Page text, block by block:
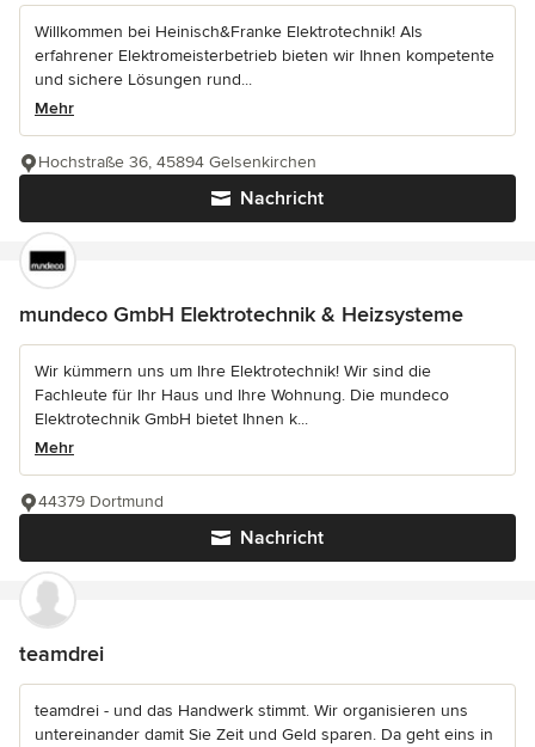
Willkommen bei Heinisch&Franke Elektrotechnik! Als
erfahrener Elektromeisterbetrieb bieten wir Ihnen kompetente
und sichere Lösungen rund...
Mehr
Nachricht
Hochstraße 36, 45894 Gelsenkirchen
mundeco GmbH Elektrotechnik & Heizsysteme
Wir kümmern uns um Ihre Elektrotechnik! Wir sind die
Fachleute für Ihr Haus und Ihre Wohnung. Die mundeco
Elektrotechnik GmbH bietet Ihnen k...
Mehr
Nachricht
44379 Dortmund
teamdrei
teamdrei - und das Handwerk stimmt. Wir organisieren uns
untereinander damit Sie Zeit und Geld sparen. Da geht eins in